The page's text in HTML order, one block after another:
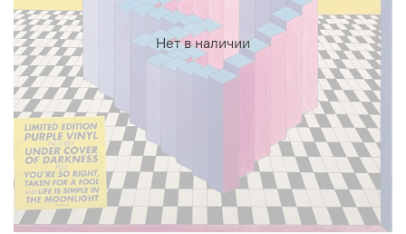
Нет в наличии